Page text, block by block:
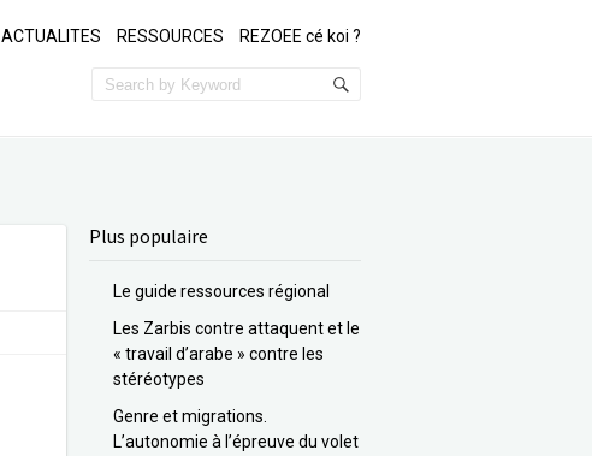
ACTUALITES RESSOURCES REZOEE cé koi ?
Plus populaire
Le guide ressources régional
Les Zarbis contre attaquent et le
« travail d’arabe » contre les
stéréotypes
Genre et migrations.
L’autonomie à l’épreuve du volet